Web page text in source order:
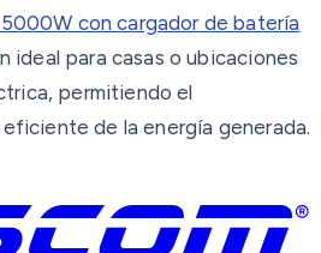
con cargador de batería
ideal para casas o ubicaciones
permitiendo el
de la energía generada.